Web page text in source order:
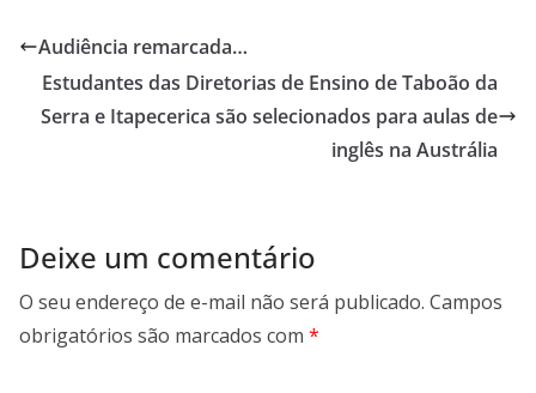
Audiência remarcada…
Estudantes das Diretorias de Ensino de Taboão da
Serra e Itapecerica são selecionados para aulas de
inglês na Austrália
Deixe um comentário
O seu endereço de e-mail não será publicado. Campos
obrigatórios são marcados com *